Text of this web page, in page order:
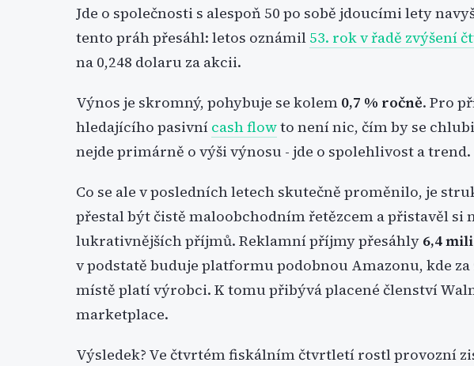
Jde o společnosti s alespoň 50 po sobě jdoucími lety
tento práh přesáhl: letos oznámil 53. rok v řadě zvýšení
na 0,248 dolaru za akcii.
Výnos je skromný, pohybuje se kolem 0,7 % ročně. Pro
hledajícího pasivní cash flowto není nic, čím by se
nejde primárně o výši výnosu - jde o spolehlivost a trend.
Co se ale v posledních letech skutečně proměnilo, je
přestal být čistě maloobchodním řetězcem a přistavěl si
lukrativnějších příjmů. Reklamní příjmy přesáhly 6,4
v podstatě buduje platformu podobnou Amazonu, kde
místě platí výrobci. K tomu přibývá placené členství
marketplace.
Výsledek? Ve čtvrtém fiskálním čtvrtletí rostl provozní